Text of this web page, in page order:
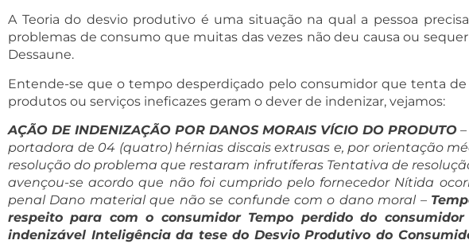
A Teoria do desvio produtivo é uma situação na qual a pessoa
problemas de consumo que muitas das vezes não deu causa ou
Dessaune.
Entende-se que o tempo desperdiçado pelo consumidor que tenta
produtos ou serviços ineficazes geram o dever de indenizar, vejamos:
AÇÃO DE INDENIZAÇÃO POR DANOS MORAIS VÍCIO DO PRODUTO
portadora de 04 (quatro) hérnias discais extrusas e, por orientação
resolução do problema que restaram infrutíferas Tentativa de
avençou-se acordo que não foi cumprido pelo fornecedor Nítida
penal Dano material que não se confunde com o dano moral –
respeito para com o consumidor Tempo perdido do
indenizável Inteligência da tese do Desvio Produtivo do